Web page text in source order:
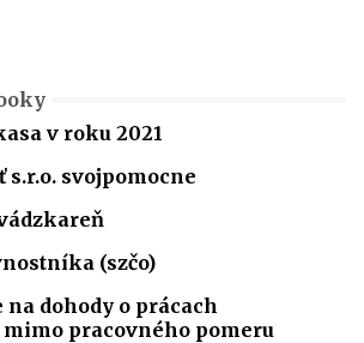
v roku 2021
svojpomocne
(szčo)
dohody o prácach
pracovného pomeru